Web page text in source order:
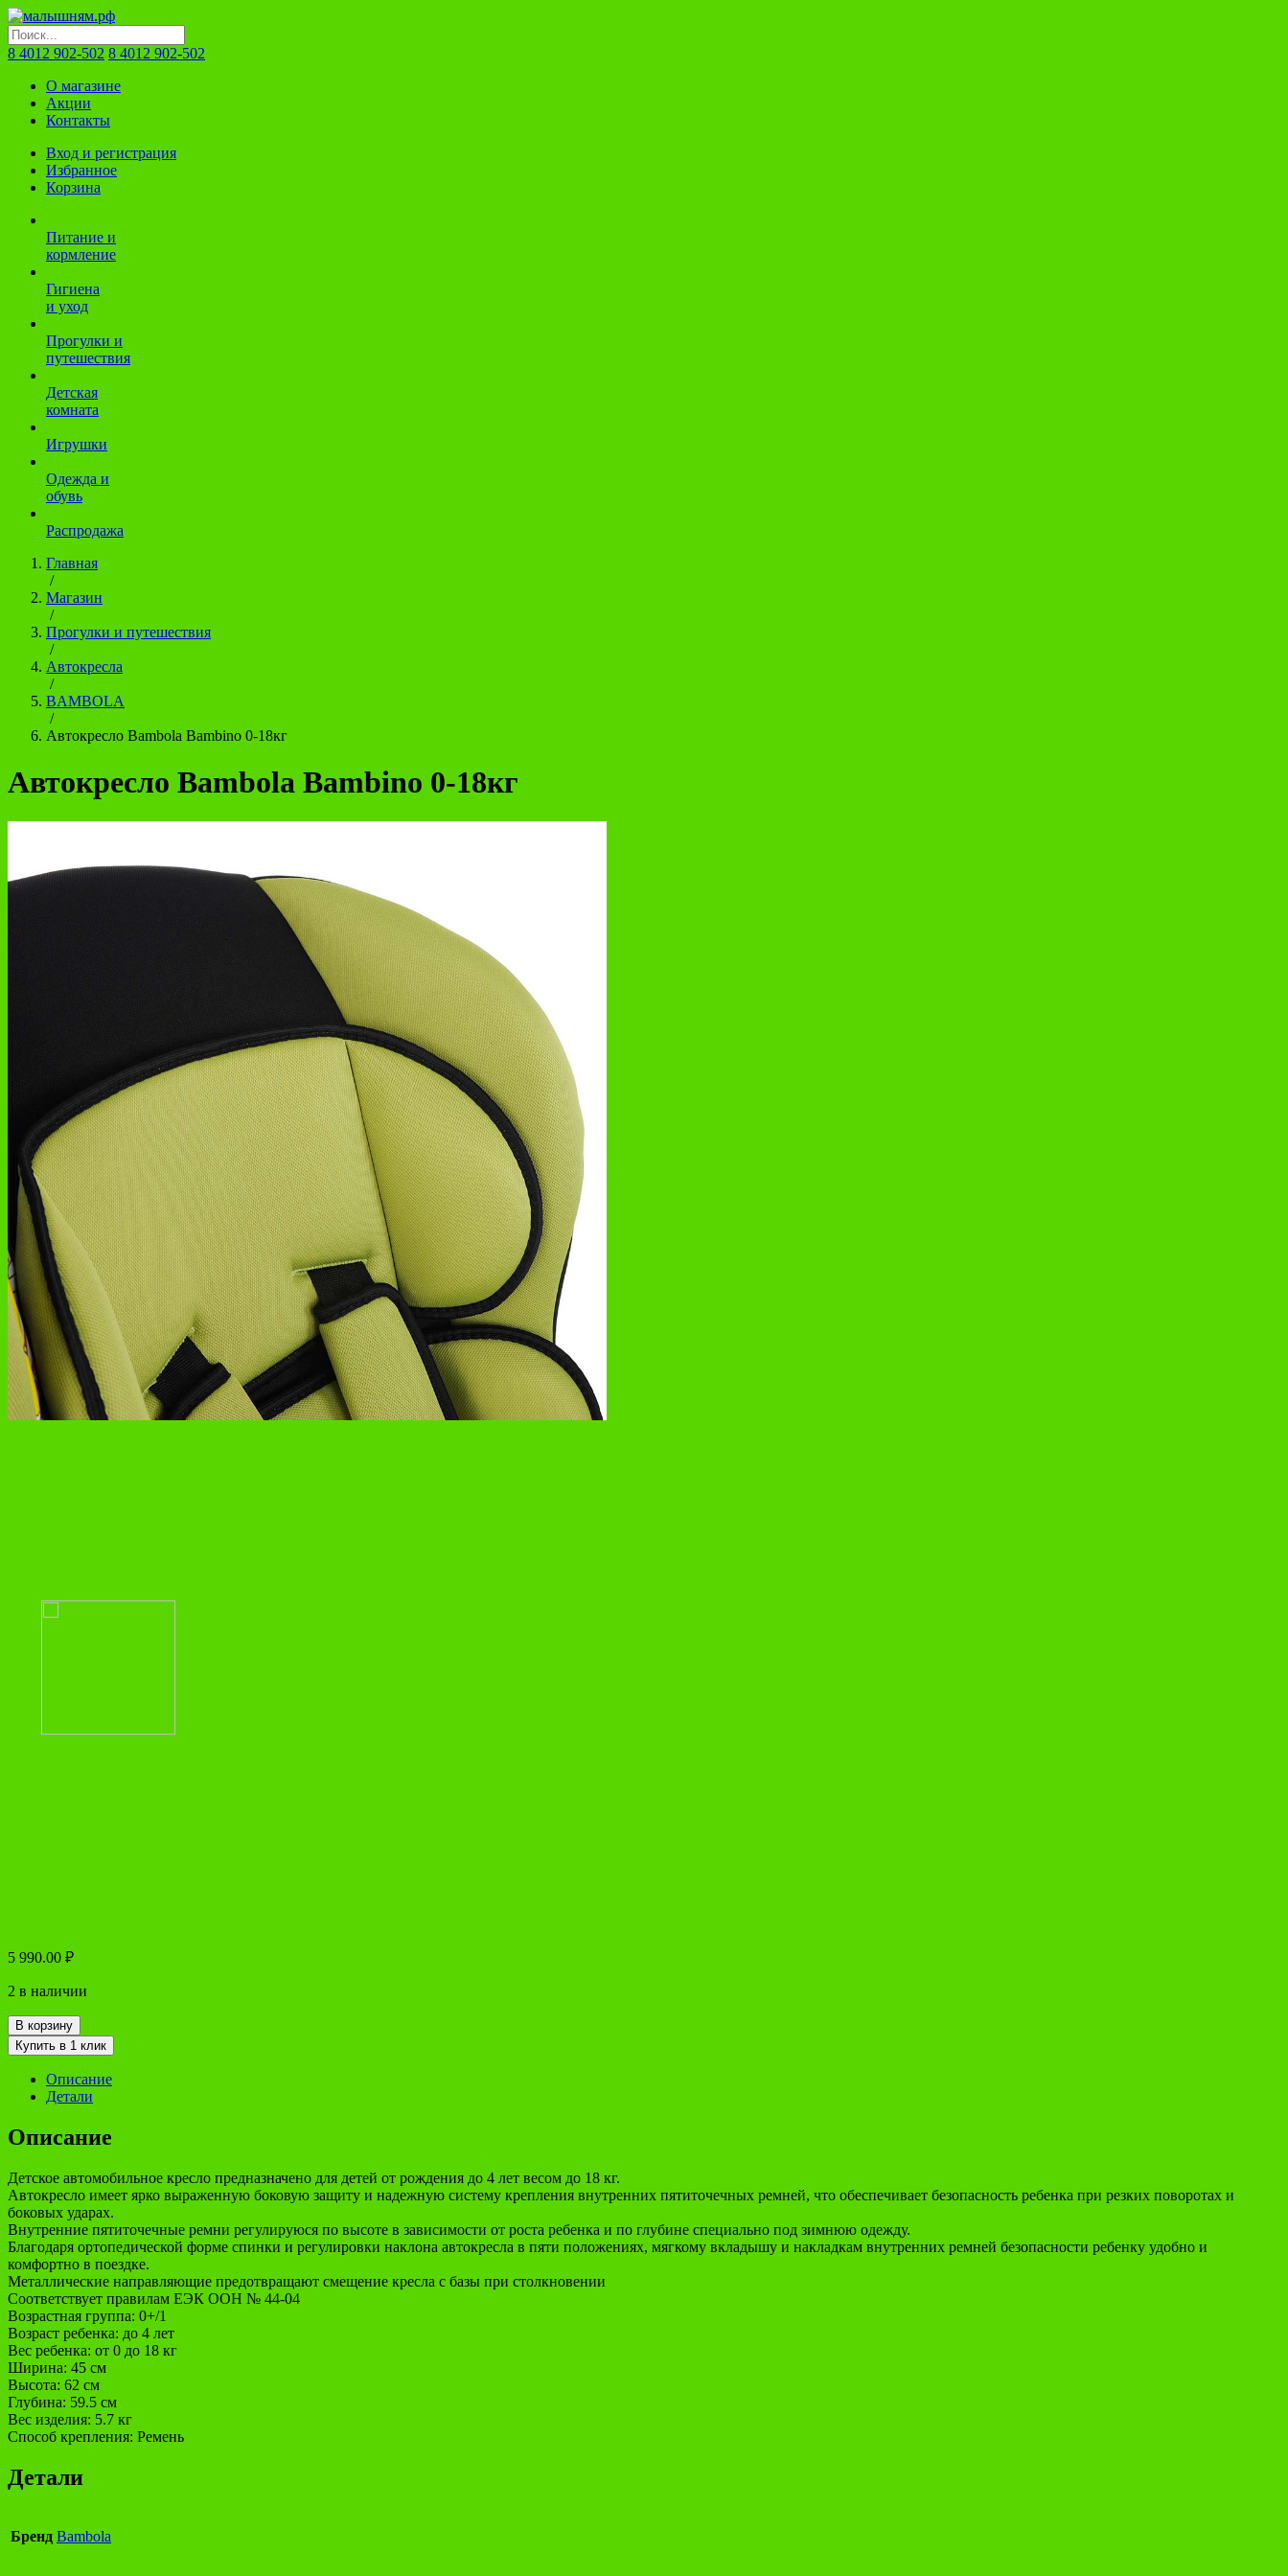
8 4012 902-502 8 4012 902-502
О магазине
Акции
Контакты
Вход и регистрация
Избранное
Корзина
Питание и
кормление
Гигиена
и уход
Прогулки и
путешествия
Детская
комната
Игрушки
Одежда и
обувь
Распродажа
Главная
/
Магазин
/
Прогулки и путешествия
/
Автокресла
/
BAMBOLA
/
Автокресло Bambola Bambino 0-18кг
Автокресло Bambola Bambino 0-18кг
5 990.00 ₽
2 в наличии
В корзину
Купить в 1 клик
Описание
Детали
Описание
Детское автомобильное кресло предназначено для детей от рождения до 4 лет весом до 18 кг.
Автокресло имеет ярко выраженную боковую защиту и надежную систему крепления внутренних пятиточечных ремней, что обеспечивает безопасность ребенка при резких поворотах и
боковых ударах.
Внутренние пятиточечные ремни регулируюся по высоте в зависимости от роста ребенка и по глубине специально под зимнюю одежду.
Благодаря ортопедической форме спинки и регулировки наклона автокресла в пяти положениях, мягкому вкладышу и накладкам внутренних ремней безопасности ребенку удобно и
комфортно в поездке.
Металлические направляющие предотвращают смещение кресла с базы при столкновении
Соответствует правилам ЕЭК ООН № 44-04
Возрастная группа: 0+/1
Возраст ребенка: до 4 лет
Вес ребенка: от 0 до 18 кг
Ширина: 45 см
Высота: 62 см
Глубина: 59.5 см
Вес изделия: 5.7 кг
Способ крепления: Ремень
Детали
Бренд Bambola